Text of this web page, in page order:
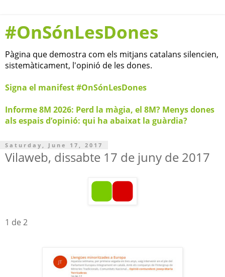
#OnSónLesDones
Pàgina que demostra com els mitjans catalans silencien,
sistemàticament, l'opinió de les dones.
Signa el manifest #OnSónLesDones
Informe 8M 2026: Perd la màgia, el 8M? Menys dones
als espais d’opinió: qui ha abaixat la guàrdia?
Saturday, June 17, 2017
Vilaweb, dissabte 17 de juny de 2017
1 de 2